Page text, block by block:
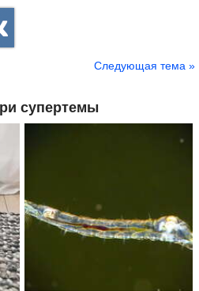
Следующая тема »
супертемы